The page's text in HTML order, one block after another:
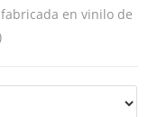
en vinilo de